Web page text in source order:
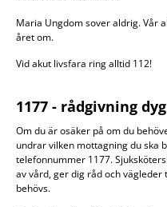
Maria Ungdom sover aldrig. Vår
året om.
Vid akut livsfara ring alltid 112!
1177 - rådgivning
Om du är osäker på om du
undrar vilken mottagning du ska
telefonnummer 1177.
av vård, ger dig råd och
behövs.